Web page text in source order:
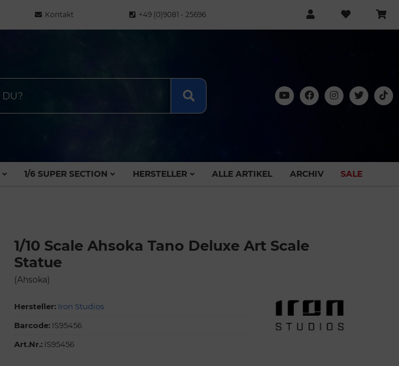
Kontakt +49 (0)9081 - 25696
1/6 SUPER SECTION HERSTELLER ALLE ARTIKEL ARCHIV SALE
1/10 Scale Ahsoka Tano Deluxe Art Scale
Statue
(Ahsoka)
Hersteller: Iron Studios
Barcode: IS95456
Art.Nr.: IS95456